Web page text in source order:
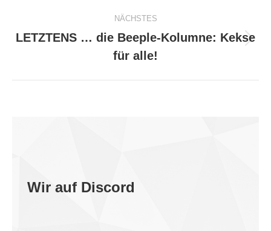
NÄCHSTES
Nächster
Beitrag:
LETZTENS … die Beeple-Kolumne: Kekse
für alle!
Wir auf Discord